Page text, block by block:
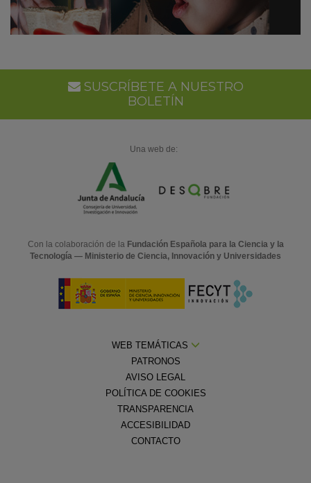
SUSCRÍBETE A NUESTRO
BOLETÍN
Una web de:
Con la colaboración de la Fundación Española para la Ciencia y la
Tecnología — Ministerio de Ciencia, Innovación y Universidades
WEB TEMÁTICAS
PATRONOS
AVISO LEGAL
POLÍTICA DE COOKIES
TRANSPARENCIA
ACCESIBILIDAD
CONTACTO